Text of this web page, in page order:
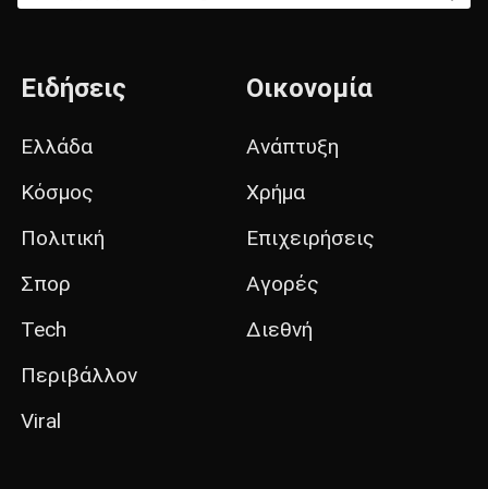
Ειδήσεις
Ελλάδα
Κόσμος
Πολιτική
Σπορ
Tech
Περιβάλλον
Viral
Οικονομία
Ανάπτυξη
Χρήμα
Επιχειρήσεις
Αγορές
Διεθνή